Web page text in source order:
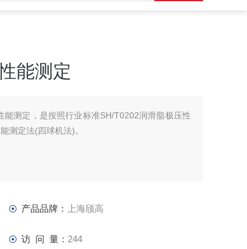
能测定
能测定，是按照行业标准SH/T0202润滑脂极压性
测定法(四球机法)。
产品品牌： 上海颀高
访 问 量： 244